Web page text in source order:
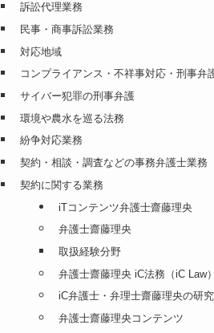
訴訟代理業務
民事・商事訴訟業務
対応地域
コンプライアンス・不祥事対応・刑事弁
サイバー犯罪の刑事弁護
環境や農水を巡る法務
紛争対応業務
契約・相談・調査などの事務弁護士業務
契約に関する業務
iTコンテンツ弁護士齋藤理央
弁護士齋藤理央
取扱経験分野
弁護士齋藤理央 iC法務（iC Law
iC弁護士・弁理士齋藤理央の研
弁護士齋藤理央コンテンツ